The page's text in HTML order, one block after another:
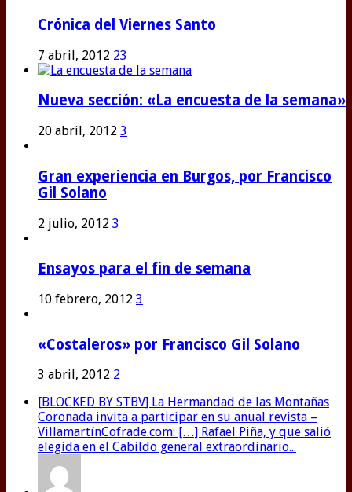
Crónica del Viernes Santo
7 abril, 2012 23
Nueva sección: «La encuesta de la semana»
20 abril, 2012 3
Gran experiencia en Burgos, por Francisco
Gil Solano
2 julio, 2012 3
Ensayos para el fin de semana
10 febrero, 2012 3
«Costaleros» por Francisco Gil Solano
3 abril, 2012 2
[BLOCKED BY STBV] La Hermandad de las Montañas
Coronada invita a participar en su anual revista –
VillamartínCofrade.com: […] Rafael Piña, y que salió
elegida en el Cabildo general extraordinario...